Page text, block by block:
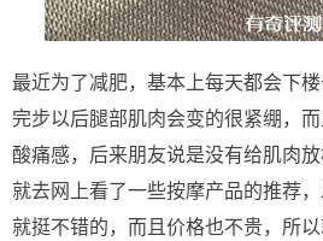
最近为了减肥，基本上每天都会下
完步以后腿部肌肉会变的很紧绷，
酸痛感，后来朋友说是没有给肌肉
就去网上看了一些按摩产品的推荐
就挺不错的，而且价格也不贵，所以